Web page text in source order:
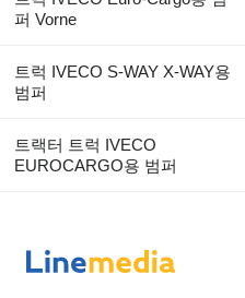
퍼 Vorne
트럭 IVECO S-WAY X-WAY용
범퍼
트랙터 트럭 IVECO
EUROCARGO용 범퍼